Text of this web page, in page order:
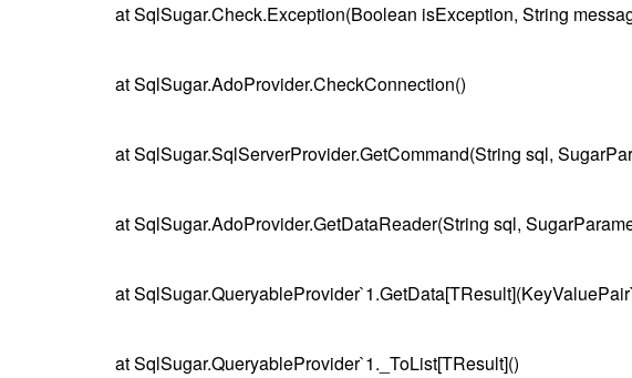
at SqlSugar.Check.Exception(Boolean isException, String
at SqlSugar.AdoProvider.CheckConnection()
at SqlSugar.SqlServerProvider.GetCommand(String sql,
at SqlSugar.AdoProvider.GetDataReader(String sql,
at
at SqlSugar.QueryableProvider`1._ToList[TResult]()